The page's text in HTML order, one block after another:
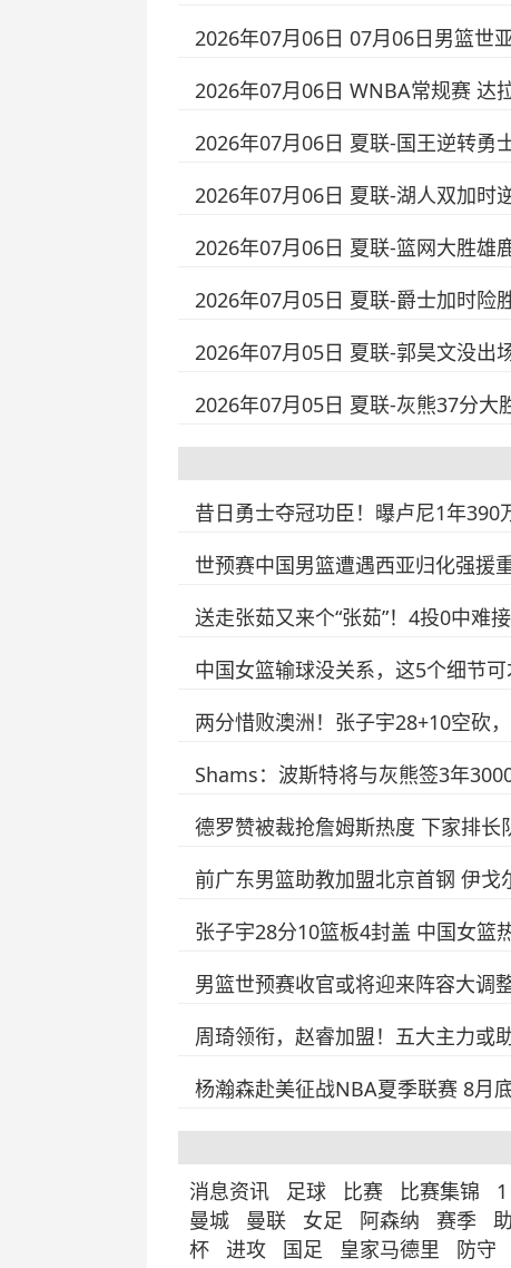
2026年07月06日 07月06日男篮世
2026年07月06日 WNBA常规赛 达
2026年07月06日 夏联-国王逆转勇
2026年07月06日 夏联-湖人双加时
2026年07月06日 夏联-篮网大胜雄
2026年07月05日 夏联-爵士加时险
2026年07月05日 夏联-郭昊文没出
2026年07月05日 夏联-灰熊37分大
昔日勇士夺冠功臣！曝卢尼1年390
世预赛中国男篮遭遇西亚归化强援
送走张茹又来个“张茹”！4投0中难
中国女篮输球没关系，这5个细节
两分惜败澳洲！张子宇28+10空砍
Shams：波斯特将与灰熊签3年
德罗赞被裁抢詹姆斯热度 下家排长
前广东男篮助教加盟北京首钢 伊戈
张子宇28分10篮板4封盖 中国女篮
男篮世预赛收官或将迎来阵容大调
周琦领衔，赵睿加盟！五大主力或
杨瀚森赴美征战NBA夏季联赛 8月
消息资讯 足球 比赛 比赛集锦 1
曼城
曼联 女足 阿森纳 赛季
杯
进攻 国足 皇家马德里 防守